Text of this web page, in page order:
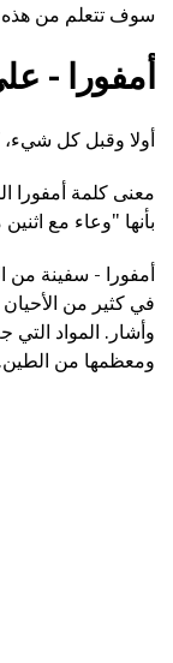
سوف تتعلم من هذه
أمفورا -
أولا وقبل كل شيء،
معنى كلمة أمفورا
بأنها "وعاء مع
أمفورا - سفينة من
في كثير من
وأشار. المواد التي
ومعظمها من الطين.